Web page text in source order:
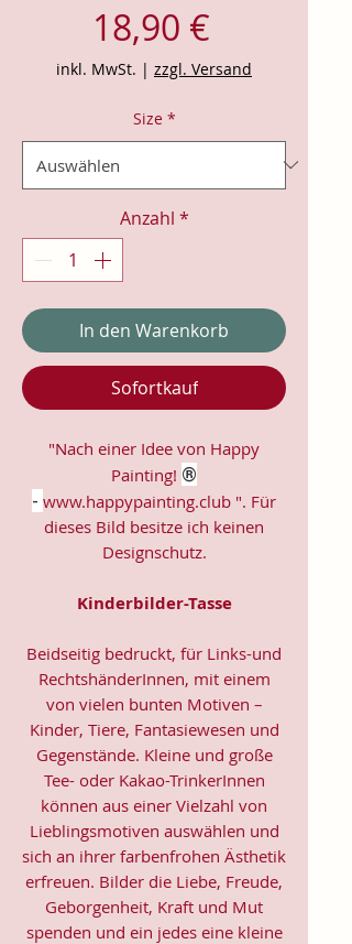
18,90 €
inkl. MwSt. | zzgl. Versand
Size *
Anzahl *
In den Warenkorb
Sofortkauf
"Nach einer Idee von Happy
Painting! ®
- www.happypainting.club ". Für
dieses Bild besitze ich keinen
Designschutz.
Kinderbilder-Tasse
Beidseitig bedruckt, für Links-und
RechtshänderInnen, mit einem
von vielen bunten Motiven –
Kinder, Tiere, Fantasiewesen und
Gegenstände. Kleine und große
Tee- oder Kakao-TrinkerInnen
können aus einer Vielzahl von
Lieblingsmotiven auswählen und
sich an ihrer farbenfrohen Ästhetik
erfreuen. Bilder die Liebe, Freude,
Geborgenheit, Kraft und Mut
spenden und ein jedes eine kleine